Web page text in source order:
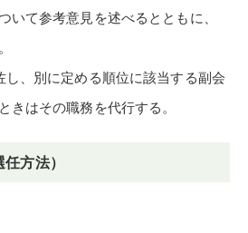
いて参考意見を述べるとともに、
、別に定める順位に該当する副会
きはその職務を代行する。
方法）